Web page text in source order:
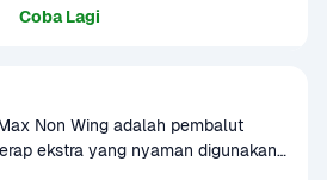
Coba Lagi
Non Wing adalah pembalut
ekstra yang nyaman digunakan
pembalut ini memberikan